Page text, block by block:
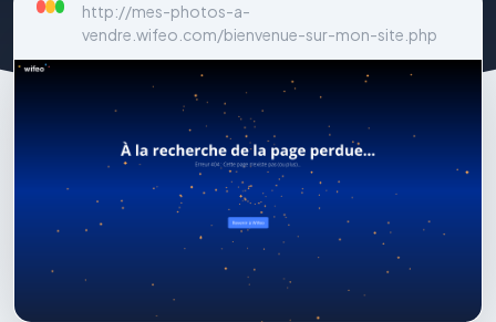
http://mes-photos-a-
vendre.wifeo.com/bienvenue-sur-mon-site.php